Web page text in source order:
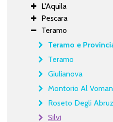
L'Aquila
Pescara
Teramo
Teramo e
Teramo
Giulianova
Montorio Al
Roseto Degli
Silvi